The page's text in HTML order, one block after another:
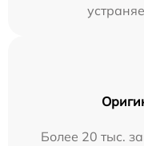
Более 20 тыс.